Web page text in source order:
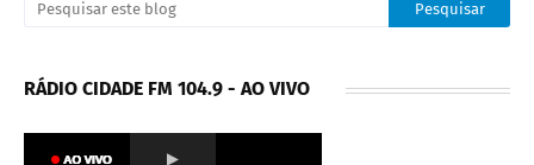
RÁDIO CIDADE FM 104.9 - AO VIVO